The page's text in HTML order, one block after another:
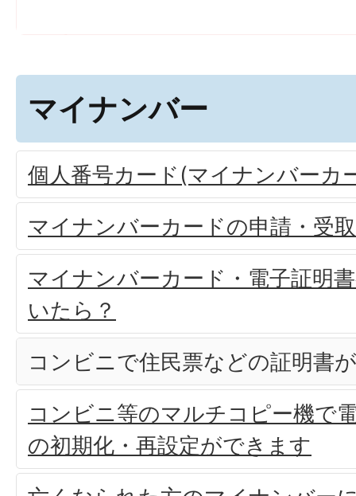
マイナンバー
個人番号カード(マイナンバーカ
マイナンバーカードの申請・受
マイナンバーカード・電子証明
いたら？
コンビニで住民票などの証明書
コンビニ等のマルチコピー機で
の初期化・再設定ができます